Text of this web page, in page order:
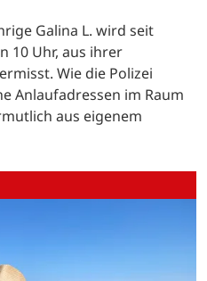
Galina L. wird seit
10 Uhr, aus ihrer
Wie die Polizei
Anlaufadressen im Raum
aus eigenem